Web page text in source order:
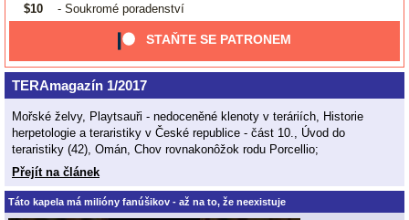
$10
- Soukromé poradenství
STAŇTE SE PATRONEM
TERAmagazín 1/2017
Mořské želvy, Playtsauři - nedoceněné klenoty v teráriích, Historie
herpetologie a teraristiky v České republice - část 10., Úvod do
teraristiky (42), Omán, Chov rovnakonôžok rodu Porcellio;
Přejít na článek
Táto kapela má milióny fanúšikov - až na to, že neexistuje